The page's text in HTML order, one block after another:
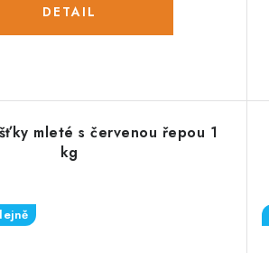
mleté s červenou řepou 1
kg